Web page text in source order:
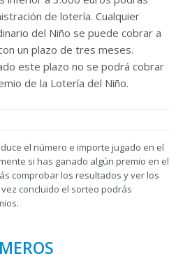
de lotería. Cualquier
del Niño se puede cobrar a
un plazo de tres meses.
este plazo no se podrá cobrar
de la Lotería del Niño.
el número e importe jugado en el
si has ganado algún premio en el
comprobar los resultados y ver los
concluido el sorteo podrás